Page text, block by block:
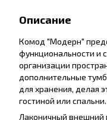
Описание
Комод "Модерн"
функциональности и
организации
дополнительные
для хранения, делая
гостиной или спальни.
Лаконичный внешний